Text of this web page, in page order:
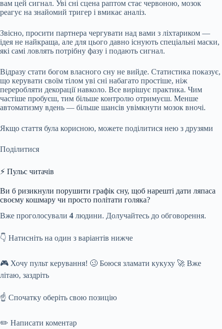
вам цей сигнал. Уві сні сцена раптом стає червоною, мозок
реагує на знайомий тригер і вмикає аналіз.
Звісно, просити партнера чергувати над вами з ліхтариком —
ідея не найкраща, але для цього давно існують спеціальні маски,
які самі ловлять потрібну фазу і подають сигнал.
Відразу стати богом власного сну не вийде. Статистика показує,
що керувати своїм тілом уві сні набагато простіше, ніж
переробляти декорації навколо. Все вирішує практика. Чим
частіше пробуєш, тим більше контролю отримуєш. Менше
автоматизму вдень — більше шансів увімкнути мозок вночі.
Якщо стаття була корисною, можете поділитися нею з друзями
Поділитися
⚡ Пульс читачів
Ви б ризикнули порушити графік сну, щоб нарешті дати ляпаса
своєму кошмару чи просто політати голяка?
Вже проголосували 4 людини. Долучайтесь до обговорення.
👇 Натисніть на один з варіантів нижче
🎮 Хочу пульт керування! 🥴 Боюся зламати кукуху 🚀 Вже
літаю, заздріть
☝️ Спочатку оберіть свою позицію
✏️ Написати коментар